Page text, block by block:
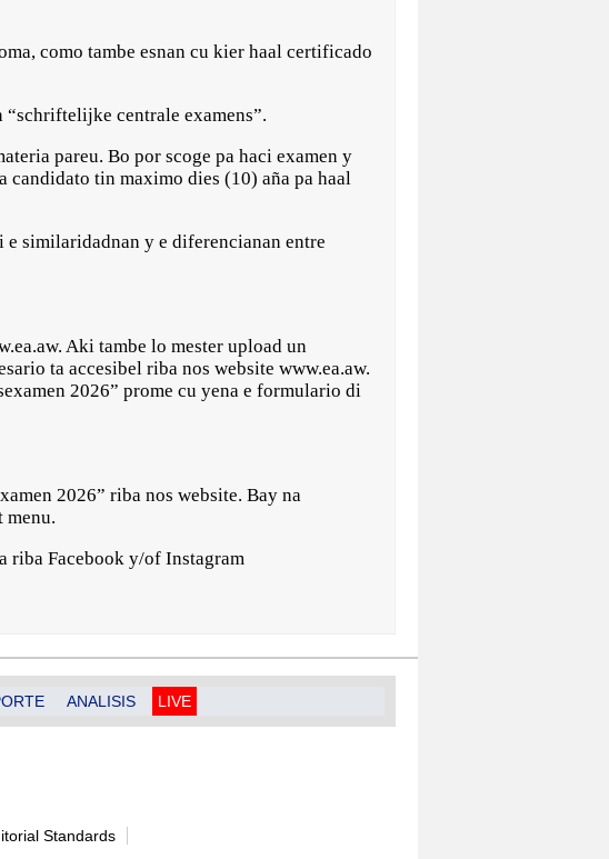
como tambe esnan cu kier haal certificado
“schriftelijke centrale examens”.
pareu. Bo por scoge pa haci examen y
candidato tin maximo dies (10) aña pa haal
e similaridadnan y e diferencianan entre
Aki tambe lo mester upload un
ta accesibel riba nos website www.ea.aw.
2026” prome cu yena e formulario di
2026” riba nos website. Bay na
menu.
riba Facebook y/of Instagram
ANALISIS LIVE
Standards